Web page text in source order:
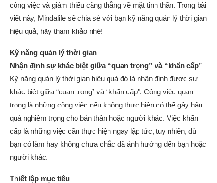
công việc và giảm thiểu căng thẳng về mặt tinh thần. Trong bài
viết này, Mindalife sẽ chia sẻ với bạn kỹ năng quản lý thời gian
hiệu quả, hãy tham khảo nhé!
Kỹ năng quản lý thời gian
Nhận định sự khác biệt giữa “quan trọng” và “khẩn cấp”
Kỹ năng quản lý thời gian hiệu quả đó là nhận định được sự
khác biệt giữa “quan trọng” và “khẩn cấp”. Công việc quan
trọng là những công việc nếu không thực hiện có thể gây hậu
quả nghiêm trọng cho bản thân hoặc người khác. Việc khẩn
cấp là những việc cần thực hiện ngay lập tức, tuy nhiên, dù
bạn có làm hay không chưa chắc đã ảnh hưởng đến bạn hoặc
người khác.
Thiết lập mục tiêu